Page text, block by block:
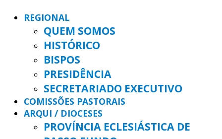
REGIONAL
QUEM SOMOS
HISTÓRICO
BISPOS
PRESIDÊNCIA
SECRETARIADO EXECUTIVO
COMISSÕES PASTORAIS
ARQUI / DIOCESES
PROVÍNCIA ECLESIÁSTICA DE